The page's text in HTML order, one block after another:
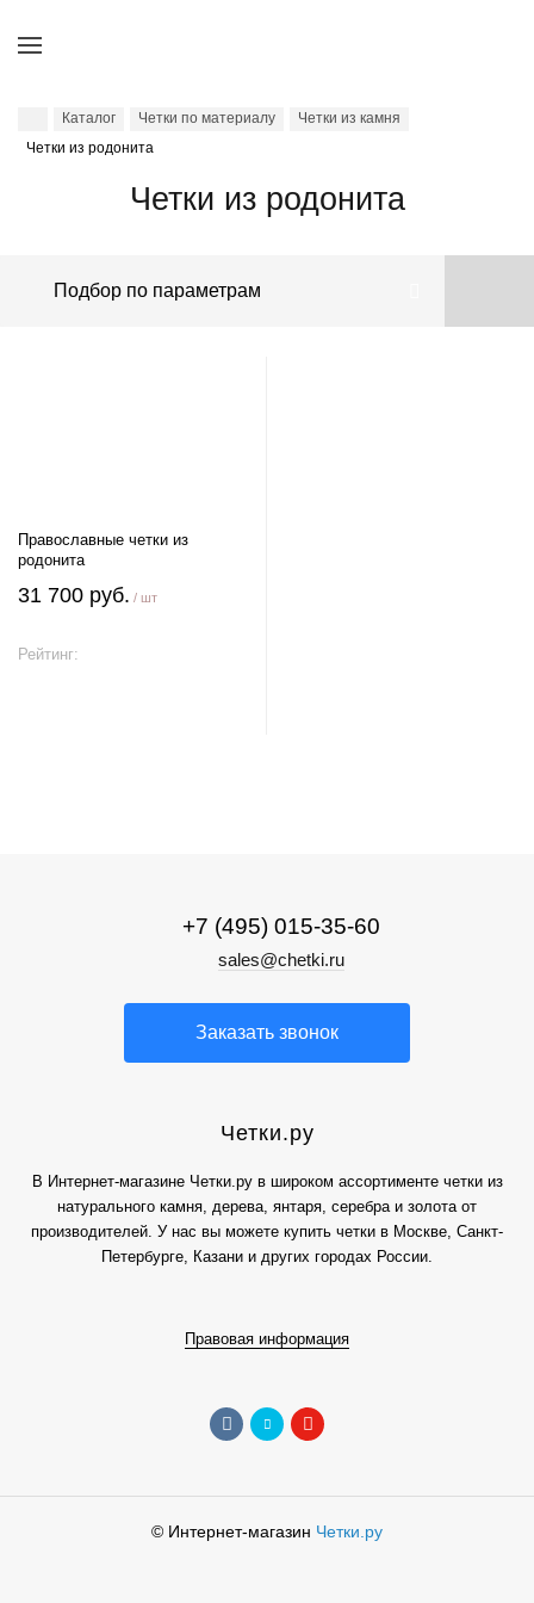
Каталог Четки по материалу
Четки из камня
Четки из родонита
Четки из родонита
Подбор по параметрам
Православные четки из
родонита
31 700 руб. / шт
Рейтинг:
+7 (495) 015-35-60
sales@chetki.ru
Заказать звонок
Четки.ру
В Интернет-магазине Четки.ру в широком ассортименте четки из
натурального камня, дерева, янтаря, серебра и золота от
производителей. У нас вы можете купить четки в Москве, Санкт-
Петербурге, Казани и других городах России.
Правовая информация
© Интернет-магазин Четки.ру